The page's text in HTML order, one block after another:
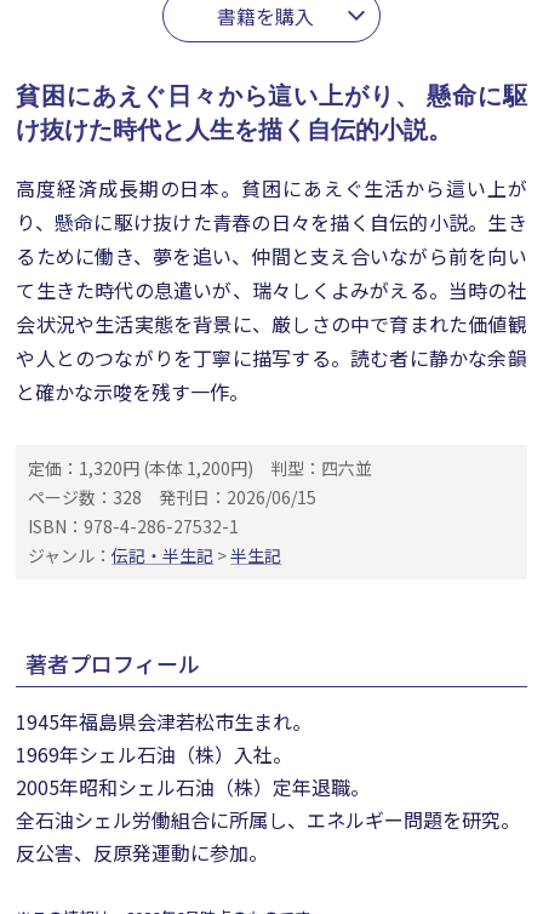
書籍を購入
貧困にあえぐ日々から這い上がり、
懸命に駆
け抜けた時代と人生を描く自伝的小説。
高度経済成長期の日本。貧困にあえぐ生活から這い上が
り、懸命に駆け抜けた青春の日々を描く自伝的小説。生き
るために働き、夢を追い、仲間と支え合いながら前を向い
て生きた時代の息遣いが、瑞々しくよみがえる。当時の社
会状況や生活実態を背景に、厳しさの中で育まれた価値観
や人とのつながりを丁寧に描写する。読む者に静かな余韻
と確かな示唆を残す一作。
定価：1,320円 (本体 1,200円)
判型：四六並
ページ数：328
発刊日：2026/06/15
ISBN：978-4-286-27532-1
ジャンル：伝記・半生記 >半生記
著者プロフィール
1945年福島県会津若松市生まれ。
1969年シェル石油（株）入社。
2005年昭和シェル石油（株）定年退職。
全石油シェル労働組合に所属し、エネルギー問題を研究。
反公害、反原発運動に参加。